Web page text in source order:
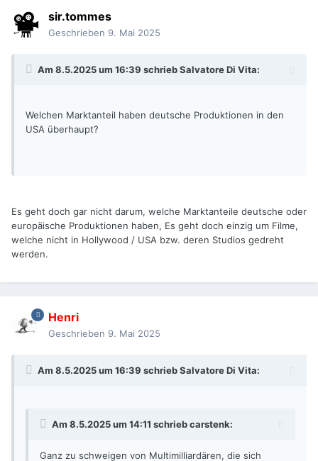
sir.tommes
Geschrieben 9. Mai 2025
Am 8.5.2025 um 16:39 schriebSalvatore Di Vita:
Welchen Marktanteil haben deutsche Produktionen in den
USA überhaupt?
Es geht doch gar nicht darum, welche Marktanteile deutsche oder
europäische Produktionen haben, Es geht doch einzig um Filme,
welche nicht in Hollywood / USA bzw. deren Studios gedreht
werden.
Henri
Geschrieben 9. Mai 2025
Am 8.5.2025 um 16:39 schriebSalvatore Di Vita:
Am 8.5.2025 um 14:11 schriebcarstenk:
Ganz zu schweigen von Multimilliardären, die sich